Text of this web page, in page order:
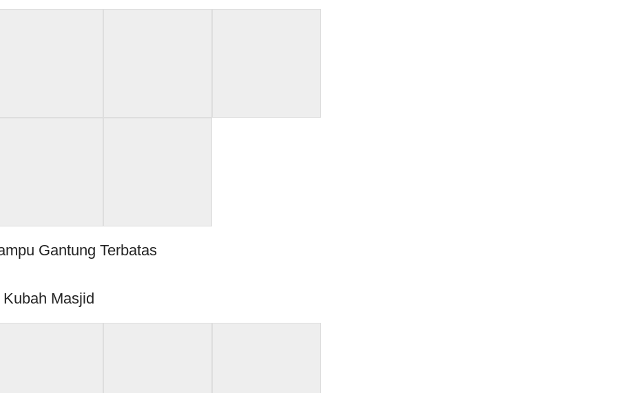
Gantung Terbatas
Kubah Masjid